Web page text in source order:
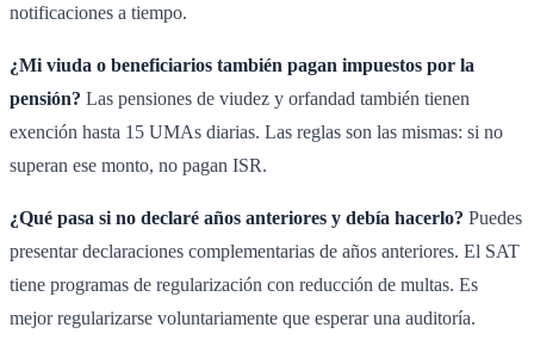
notificaciones a tiempo.
¿Mi viuda o beneficiarios también pagan impuestos por la
pensión? Las pensiones de viudez y orfandad también tienen
exención hasta 15 UMAs diarias. Las reglas son las mismas: si no
superan ese monto, no pagan ISR.
¿Qué pasa si no declaré años anteriores y debía hacerlo? Puedes
presentar declaraciones complementarias de años anteriores. El SAT
tiene programas de regularización con reducción de multas. Es
mejor regularizarse voluntariamente que esperar una auditoría.